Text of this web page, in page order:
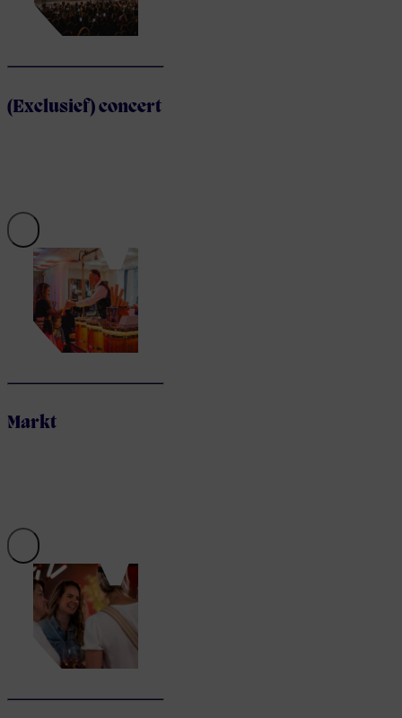
(Exclusief) concert
Markt